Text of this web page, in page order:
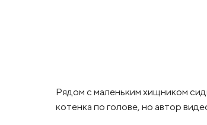
Рядом с маленьким хищником
котенка по голове, но автор